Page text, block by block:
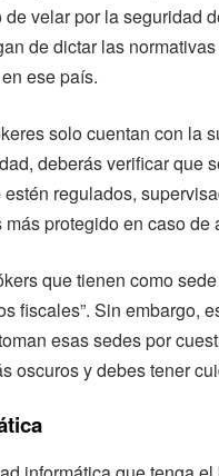
velar por la seguridad
de dictar las
ese país.
solo cuentan con la
deberás verificar que
regulados,
protegido en caso de
que tienen como
fiscales”. Sin embargo,
esas sedes por
oscuros y debes tener